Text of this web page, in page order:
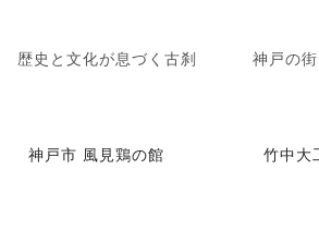
歴史と文化が息づく古刹 神戸の
神戸市 風見鶏の館 竹中大